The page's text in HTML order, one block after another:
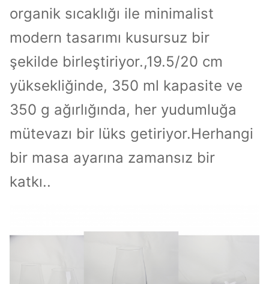
organik sıcaklığı ile minimalist
modern tasarımı kusursuz bir
şekilde birleştiriyor.,19.5/20 cm
yüksekliğinde, 350 ml kapasite ve
350 g ağırlığında, her yudumluğa
mütevazı bir lüks getiriyor.Herhangi
bir masa ayarına zamansız bir
katkı..